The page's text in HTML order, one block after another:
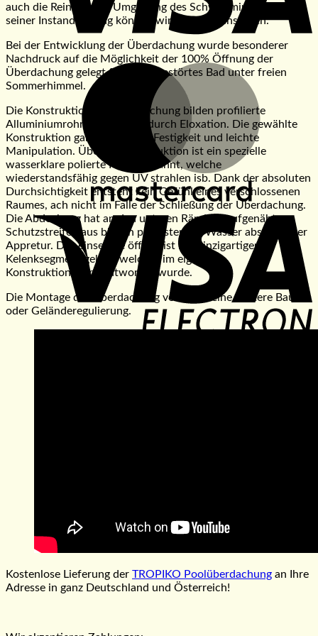
auch die Reinheit der Umgebung des Schwimming-pools. Bei
seiner Instandhaltung können wir sehr gut einsparen.
Bei der Entwicklung der Überdachung wurde besonderer
Nachdruck auf die Möglichkeit der 100% Öffnung der
Überdachung gelegt für ein ungestörtes Bad unter freien
Sommerhimmel.
Die Konstruktion der Überdachung bilden profilierte
Alluminiumrohre, appretiert durch Eloxation. Die gewählte
Konstruktion garantiert hohe Festigkeit und leichte
Manipulation. Über die Konstruktion ist ein spezielle
wasserklare polierte Folie gespannt, welche
wiederstandsfähig gegen UV strahlen isb. Dank der absoluten
Durchsichtigkeit entsteht kein Gefühl eines verschlossenen
Raumes, ach nicht im Falle der Schließung der Überdachung.
Die Abdeckung hat an den unteren Rändern aufgenähte
Schutzstreifen aus blauen polyester mit Wasser abstoßender
Appretur. Das einseitige öffnen ist mit einzigartigen
Kelenksegment gelöst, welches im eigenem
Konstruktionsbüro entworfen wurde.
Die Montage der Überdachung verlangt keine weitere Bau-
oder Geländeregulierung.
Kostenlose Lieferung der TROPIKO Poolüberdachung an Ihre
Adresse in ganz Deutschland und Österreich!